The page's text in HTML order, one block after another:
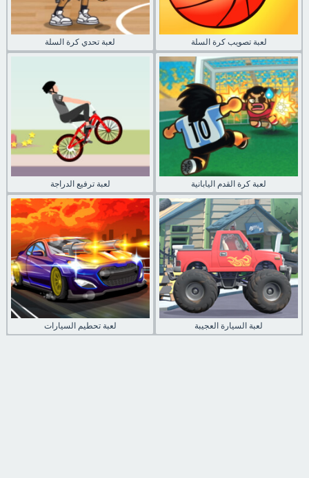
لعبة تحدي كرة السلة لعبة تصويب كرة السلة
لعبة ترفيع الدراجة لعبة كرة القدم اليابانية
لعبة تحطيم السيارات لعبة السيارة العجيبة